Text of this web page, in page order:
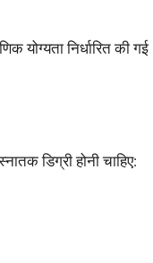
योग्यता निर्धारित की गई
डिग्री होनी चाहिए: